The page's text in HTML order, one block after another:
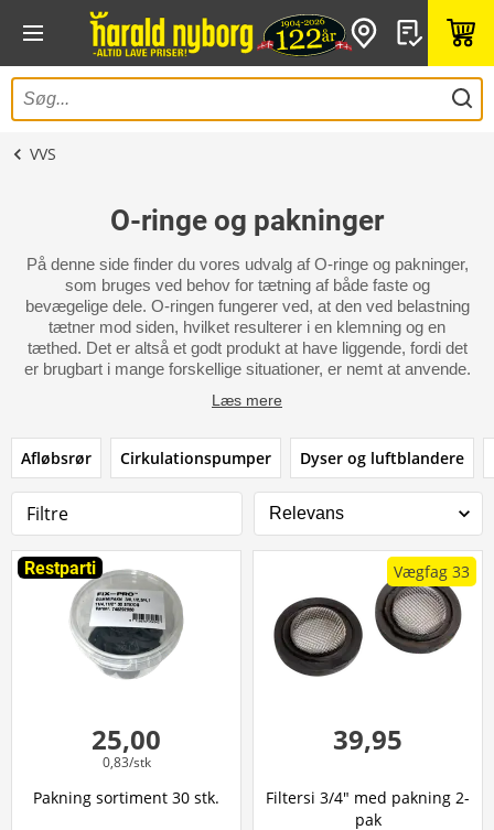
VVS
O-ringe og pakninger
På denne side finder du vores udvalg af O-ringe og pakninger,
som bruges ved behov for tætning af både faste og
bevægelige dele. O-ringen fungerer ved, at den ved belastning
tætner mod siden, hvilket resulterer i en klemning og en
tæthed. Det er altså et godt produkt at have liggende, fordi det
er brugbart i mange forskellige situationer, er nemt at anvende.
Læs mere
Afløbsrør Cirkulationspumper Dyser og luftblandere
Filtre
Restparti
25,00
0,83/stk
Pakning sortiment 30 stk.
Vægfag 33
39,95
Filtersi 3/4" med pakning 2-
pak